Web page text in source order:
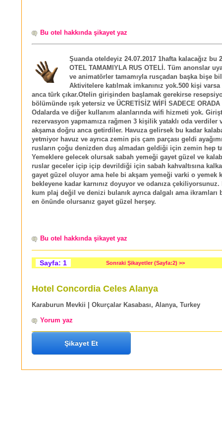
Bu otel hakkında şikayet yaz
Şuanda oteldeyiz 24.07.2017 1hafta kalacağız bu
OTEL TAMAMIYLA RUS OTELİ. Tüm anonslar
ve animatörler tamamıyla rusçadan başka bişe
Aktivitelere katılmak imkanınız yok.500 kişi
anca türk çıkar.Otelin girişinden başlamak gerekirse
bölümünde ışık yetersiz ve ÜCRETİSİZ WİFİ SADECE ORADA
Odalarda ve diğer kullanım alanlarında wifi hizmeti yok.
rezervasyon yapmamıza rağmen 3 kişilik yataklı oda verdiler
akşama doğru anca getirdiler. Havuza gelirsek bu kadar
yetmiyor havuz ve ayrıca zemin pis çam parçası geldi
rusların çoğu denizden duş almadan geldiği için zemin hep
Yemeklere gelecek olursak sabah yemeği gayet güzel ve
ruslar geceler içip içip devrildiği için sabah kahvaltısına
gayet güzel oluyor ama hele bi akşam yemeği varki o yemek
bekleyene kadar karnınız doyuyor ve odanıza çekiliyorsunuz.
kum plaj değil ve denizi bulanık ayrıca dalgalı ama ikramları
en önünde olursanız gayet güzel herşey.
Bu otel hakkında şikayet yaz
Sayfa: 1 Sonraki Şikayetler (Sayfa:2) >>
Hotel Concordia Celes Alanya
Karaburun Mevkii | Okurçalar Kasabası, Alanya, Turkey
Yorum yaz
Şikayet Et